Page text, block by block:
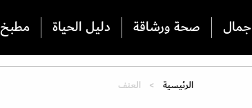
جمال صحة ورشاقة دليل الحياة مطبخ
الرئيسية العنف